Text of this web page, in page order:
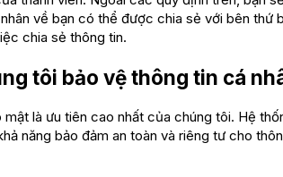
về bạn có thể được chia sẻ với bên thứ
chia sẻ thông tin.
tôi bảo vệ thông tin cá
mật là ưu tiên cao nhất của chúng tôi. Hệ
năng bảo đảm an toàn và riêng tư cho